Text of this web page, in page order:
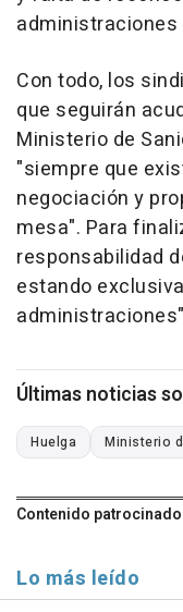
Con todo, los
que seguirán
Ministerio de
"siempre que
negociación y
mesa". Para
responsabilidad
estando
Últimas noticias
Huelga Ministerio
Contenido patrocinado
Lo más leído